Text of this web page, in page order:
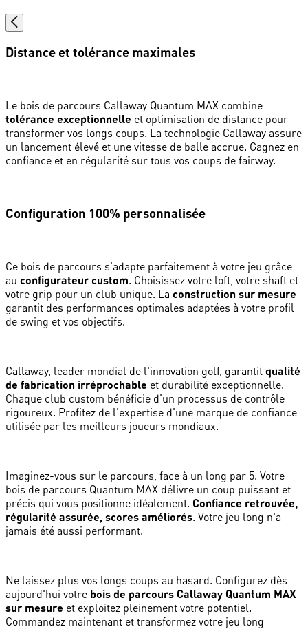
Distance et tolérance maximales
Le bois de parcours Callaway Quantum MAX combine
tolérance exceptionnelle et optimisation de distance pour
transformer vos longs coups. La technologie Callaway assure
un lancement élevé et une vitesse de balle accrue. Gagnez en
confiance et en régularité sur tous vos coups de fairway.
Configuration 100% personnalisée
Ce bois de parcours s'adapte parfaitement à votre jeu grâce
au configurateur custom. Choisissez votre loft, votre shaft et
votre grip pour un club unique. La construction sur mesure
garantit des performances optimales adaptées à votre profil
de swing et vos objectifs.
Callaway, leader mondial de l'innovation golf, garantit qualité
de fabrication irréprochable et durabilité exceptionnelle.
Chaque club custom bénéficie d'un processus de contrôle
rigoureux. Profitez de l'expertise d'une marque de confiance
utilisée par les meilleurs joueurs mondiaux.
Imaginez-vous sur le parcours, face à un long par 5. Votre
bois de parcours Quantum MAX délivre un coup puissant et
précis qui vous positionne idéalement. Confiance retrouvée,
régularité assurée, scores améliorés. Votre jeu long n'a
jamais été aussi performant.
Ne laissez plus vos longs coups au hasard. Configurez dès
aujourd'hui votre bois de parcours Callaway Quantum MAX
sur mesure et exploitez pleinement votre potentiel.
Commandez maintenant et transformez votre jeu long